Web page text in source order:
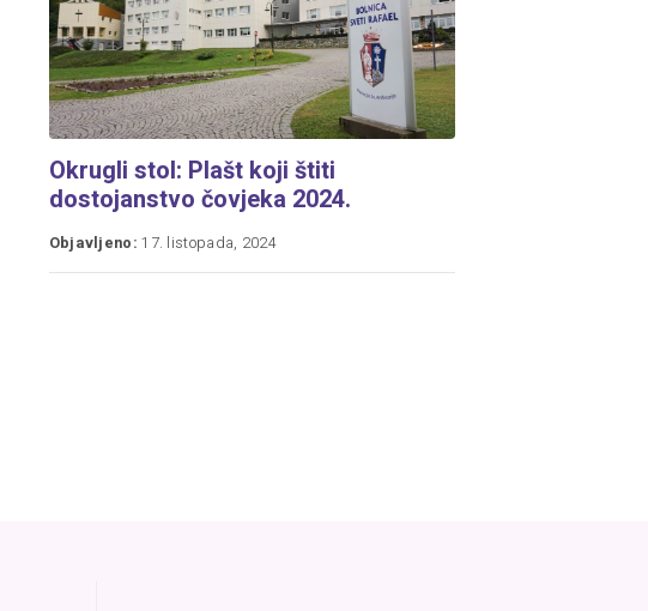
Okrugli stol: Plašt koji štiti
dostojanstvo čovjeka 2024.
Objavljeno: 17. listopada, 2024